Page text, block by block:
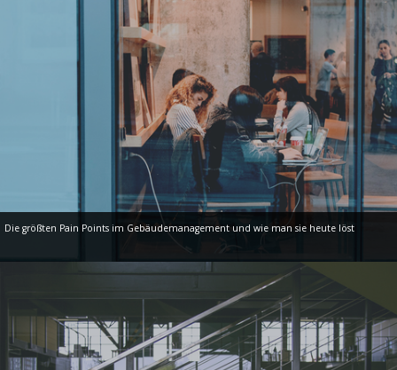
Die größten Pain Points im Gebäudemanagement und wie man sie heute löst